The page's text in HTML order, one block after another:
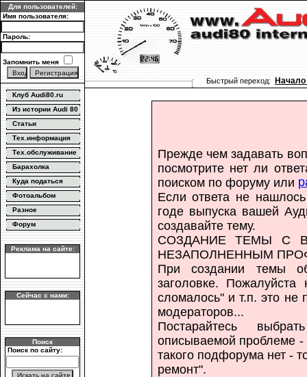
Для пользователей:
Имя пользователя:
Пароль:
Запомнить меня
Клуб Audi80.ru
Из истории Audi 80
Статьи
Тех.информация
Тех.обслуживание
Барахолка
Куда податься
Фотоальбом
Разное
Форум
Реклама на сайте:
Сейчас с нами:
Поиск
Поиск по сайту:
Быстрый переход: Начало
Прежде чем задавать
посмотрите нет ли
поиском по форуму или
Если ответа не
годе выпуска вашей
создавайте тему.
СОЗДАНИЕ ТЕМЫ С
НЕЗАПОЛНЕННЫМ
При создании темы
заголовке.
сломалось" и т.п. это не
модераторов...
Постарайтесь
описываемой проблеме -
такого подфорума нет -
ремонт".